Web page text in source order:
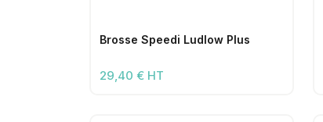
Brosse Speedi Ludlow Plus
29,40 € HT